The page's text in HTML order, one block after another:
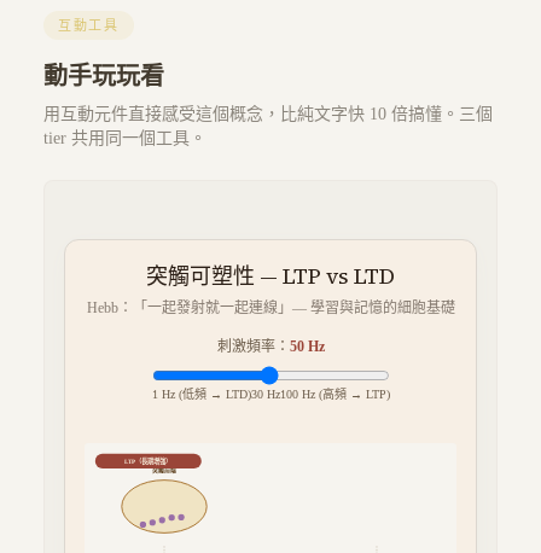
互動工具
動手玩玩看
用互動元件直接感受這個概念，比純文字快 10 倍搞懂。三個
tier 共用同一個工具。
突觸可塑性 — LTP vs LTD
Hebb：「一起發射就一起連線」— 學習與記憶的細胞基礎
刺激頻率： 50Hz
1 Hz (低頻 → LTD)30 Hz100 Hz (高頻 → LTP)
突觸前端
LTP（長期增強）